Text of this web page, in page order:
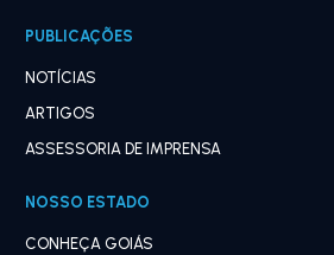
PUBLICAÇÕES
NOTÍCIAS
ARTIGOS
ASSESSORIA DE IMPRENSA
NOSSO ESTADO
CONHEÇA GOIÁS